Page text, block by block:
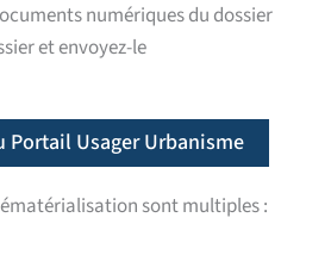
numériques du dossier
et envoyez-le
Portail Usager Urbanisme
sont multiples :